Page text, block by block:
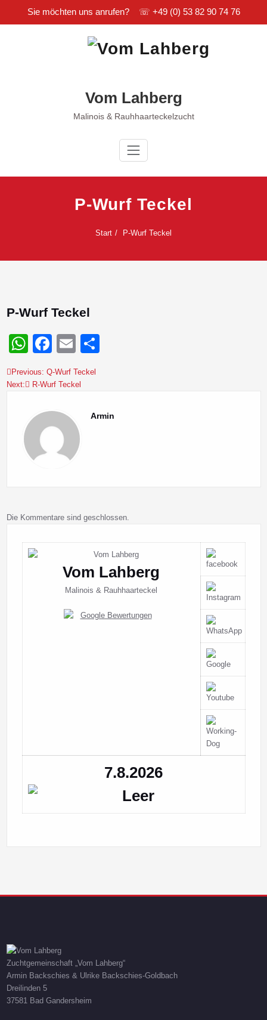
Sie möchten uns anrufen? ☏ +49 (0) 53 82 90 74 76
Vom Lahberg
Malinois & Rauhhaarteckelzucht
P-Wurf Teckel
Start P-Wurf Teckel
P-Wurf Teckel
WhatsApp
Facebook
Email
Beitragsnavigation
Previous: Q-Wurf Teckel
Next:
R-Wurf Teckel
Armin
Die Kommentare sind geschlossen.
Vom Lahberg
Malinois & Rauhhaarteckel
7.8.2026
Zuchtgemeinschaft „Vom Lahberg“
Armin Backschies & Ulrike Backschies-Goldbach
Dreilinden 5
37581 Bad Gandersheim